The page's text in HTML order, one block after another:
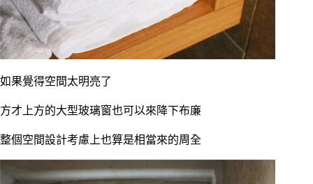
如果覺得空間太明亮了
方才上方的大型玻璃窗也可以來降下布廉
整個空間設計考慮上也算是相當來的周全